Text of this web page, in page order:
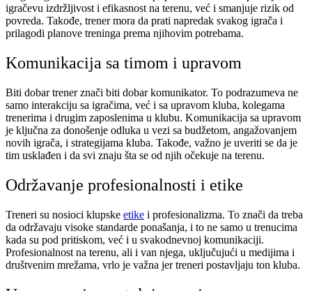
igračevu izdržljivost i efikasnost na terenu, već i smanjuje rizik od
povreda. Takođe, trener mora da prati napredak svakog igrača i
prilagodi planove treninga prema njihovim potrebama.
Komunikacija sa timom i upravom
Biti dobar trener znači biti dobar komunikator. To podrazumeva ne
samo interakciju sa igračima, već i sa upravom kluba, kolegama
trenerima i drugim zaposlenima u klubu. Komunikacija sa upravom
je ključna za donošenje odluka u vezi sa budžetom, angažovanjem
novih igrača, i strategijama kluba. Takođe, važno je uveriti se da je
tim usklađen i da svi znaju šta se od njih očekuje na terenu.
Održavanje profesionalnosti i etike
Treneri su nosioci klupske etike i profesionalizma. To znači da treba
da održavaju visoke standarde ponašanja, i to ne samo u trenucima
kada su pod pritiskom, već i u svakodnevnoj komunikaciji.
Profesionalnost na terenu, ali i van njega, uključujući u medijima i
društvenim mrežama, vrlo je važna jer treneri postavljaju ton kluba.